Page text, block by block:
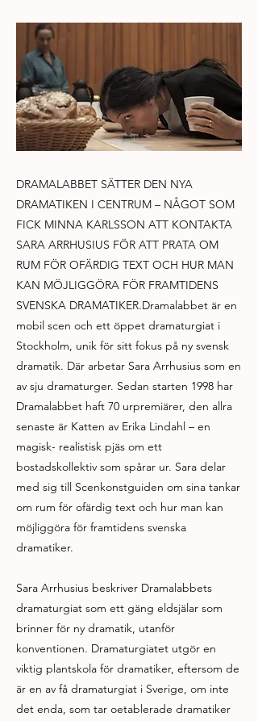
DRAMALABBET SÄTTER DEN NYA
DRAMATIKEN I CENTRUM – NÅGOT SOM
FICK MINNA KARLSSON ATT KONTAKTA
SARA ARRHUSIUS FÖR ATT PRATA OM
RUM FÖR OFÄRDIG TEXT OCH HUR MAN
KAN MÖJLIGGÖRA FÖR FRAMTIDENS
SVENSKA DRAMATIKER.Dramalabbet är en
mobil scen och ett öppet dramaturgiat i
Stockholm, unik för sitt fokus på ny svensk
dramatik. Där arbetar Sara Arrhusius som en
av sju dramaturger. Sedan starten 1998 har
Dramalabbet haft 70 urpremiärer, den allra
senaste är Katten av Erika Lindahl – en
magisk- realistisk pjäs om ett
bostadskollektiv som spårar ur. Sara delar
med sig till Scenkonstguiden om sina tankar
om rum för ofärdig text och hur man kan
möjliggöra för framtidens svenska
dramatiker.
Sara Arrhusius beskriver Dramalabbets
dramaturgiat som ett gäng eldsjälar som
brinner för ny dramatik, utanför
konventionen. Dramaturgiatet utgör en
viktig plantskola för dramatiker, eftersom de
är en av få dramaturgiat i Sverige, om inte
det enda, som tar oetablerade dramatiker